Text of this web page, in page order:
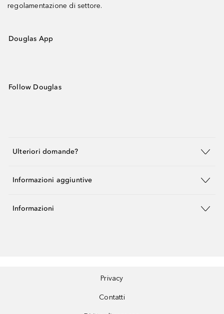
regolamentazione di settore.
Douglas App
Follow Douglas
Ulteriori domande?
Informazioni aggiuntive
Informazioni
Privacy
Contatti